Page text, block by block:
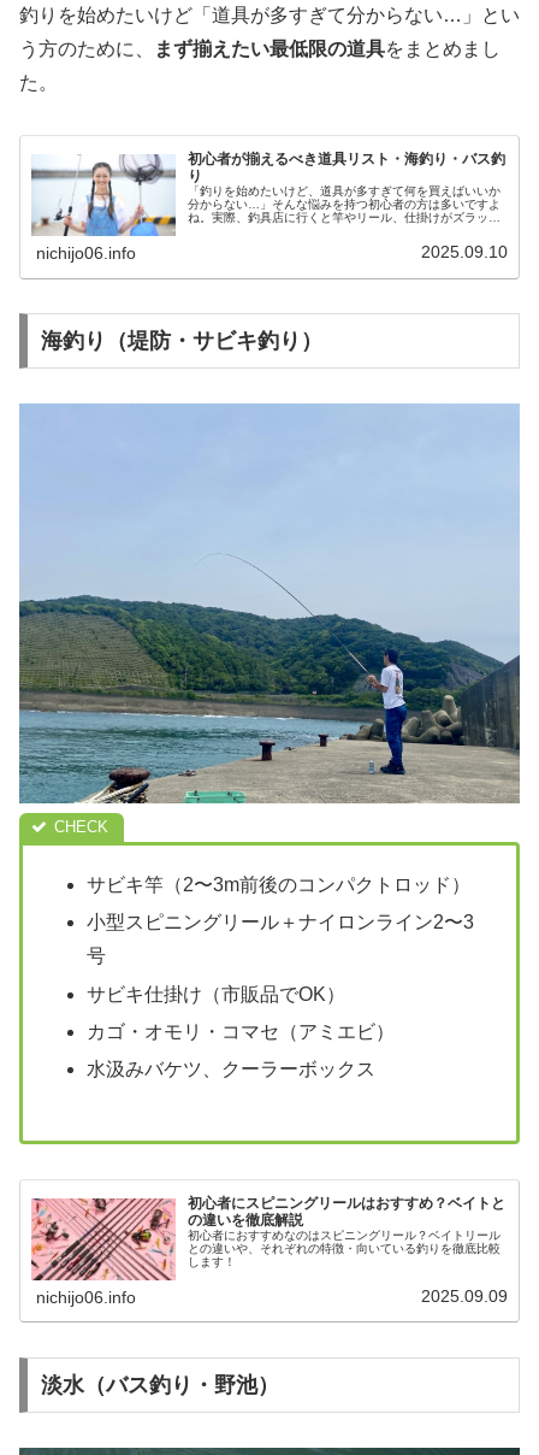
釣りを始めたいけど「道具が多すぎて分からない…」とい
う方のために、
まず揃えたい最低限の道具をまとめまし
た。
初心者が揃えるべき道具リスト・海釣り・バス釣
り
「釣りを始めたいけど、道具が多すぎて何を買えばいいか
分からない…」そんな悩みを持つ初心者の方は多いですよ
ね。実際、釣具店に行くと竿やリール、仕掛けがズラッと
nichijo06.info 2025.09.10
海釣り（堤防・サビキ釣り）
サビキ竿（2〜3m前後のコンパクトロッド）
小型スピニングリール＋ナイロンライン2〜3
号
サビキ仕掛け（市販品でOK）
カゴ・オモリ・コマセ（アミエビ）
水汲みバケツ、クーラーボックス
初心者にスピニングリールはおすすめ？ベイトと
の違いを徹底解説
初心者におすすめなのはスピニングリール？ベイトリール
との違いや、それぞれの特徴・向いている釣りを徹底比較
します！
nichijo06.info 2025.09.09
淡水（バス釣り・野池）